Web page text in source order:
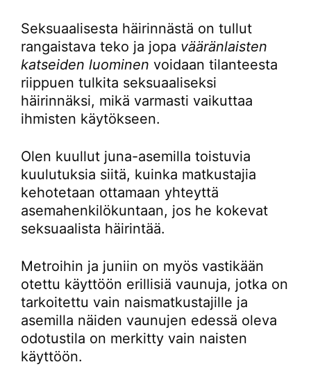
Seksuaalisesta häirinnästä on tullut
rangaistava teko ja jopa vääränlaisten
katseiden luominen voidaan tilanteesta
riippuen tulkita seksuaaliseksi
häirinnäksi, mikä varmasti vaikuttaa
ihmisten käytökseen.
Olen kuullut juna-asemilla toistuvia
kuulutuksia siitä, kuinka matkustajia
kehotetaan ottamaan yhteyttä
asemahenkilökuntaan, jos he kokevat
seksuaalista häirintää.
Metroihin ja juniin on myös vastikään
otettu käyttöön erillisiä vaunuja, jotka on
tarkoitettu vain naismatkustajille ja
asemilla näiden vaunujen edessä oleva
odotustila on merkitty vain naisten
käyttöön.